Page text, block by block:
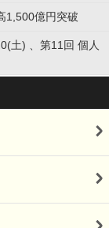
1,500億円突破
土) 、第11回 個人